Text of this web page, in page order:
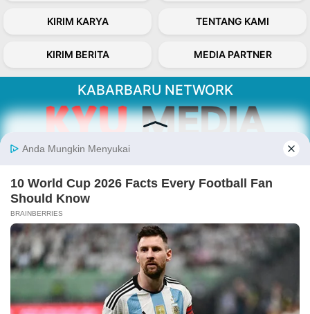
KIRIM KARYA TENTANG KAMI
KIRIM BERITA MEDIA PARTNER
KABARBARU NETWORK
Kabarbaru.co menyajikan berita aktual dan
Follow Kabarbaru